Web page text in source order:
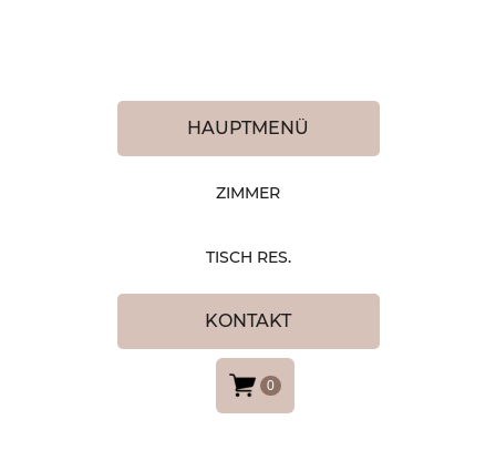
HAUPTMENÜ
ZIMMER
TISCH RES.
KONTAKT
0